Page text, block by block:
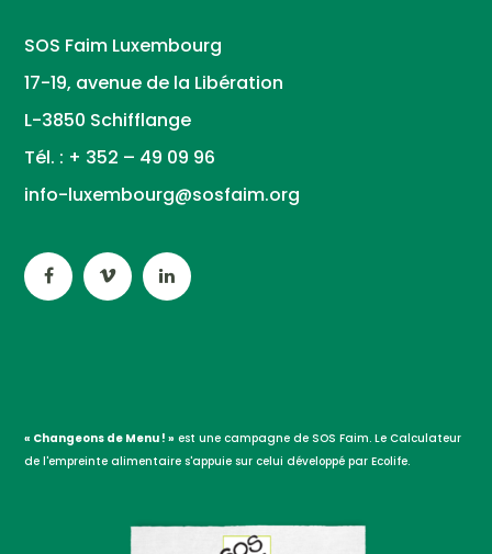
SOS Faim Luxembourg
17-19, avenue de la Libération
L-3850 Schifflange
Tél. : + 352 – 49 09 96
info-luxembourg@sosfaim.org
« Changeons de Menu ! » est une campagne de SOS Faim. Le Calculateur
de l'empreinte alimentaire s'appuie sur celui développé par Ecolife.